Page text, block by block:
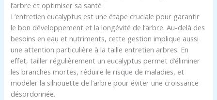
l’arbre et optimiser sa santé
L’entretien eucalyptus est une étape cruciale pour garantir
le bon développement et la longévité de l’arbre. Au-delà des
besoins en eau et nutriments, cette gestion implique aussi
une attention particulière à la taille entretien arbres. En
effet, tailler régulièrement un eucalyptus permet d’éliminer
les branches mortes, réduire le risque de maladies, et
modeler la silhouette de l’arbre pour éviter une croissance
désordonnée.